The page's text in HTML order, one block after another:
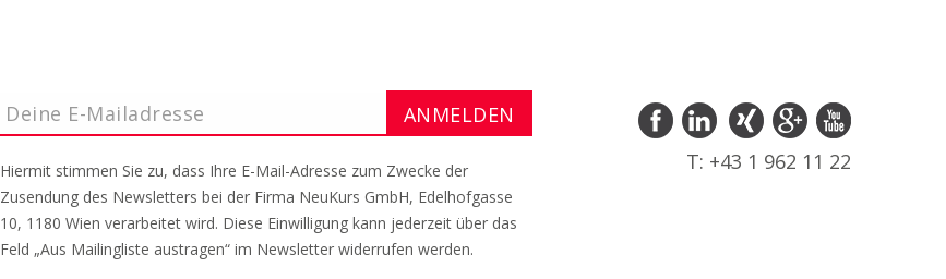
Hiermit stimmen Sie zu, dass Ihre E-Mail-Adresse zum Zwecke der
Zusendung des Newsletters bei der Firma NeuKurs GmbH, Edelhofgasse
10, 1180 Wien verarbeitet wird. Diese Einwilligung kann jederzeit über das
Feld „Aus Mailingliste austragen“ im Newsletter widerrufen werden.
T: +43 1 962 11 22